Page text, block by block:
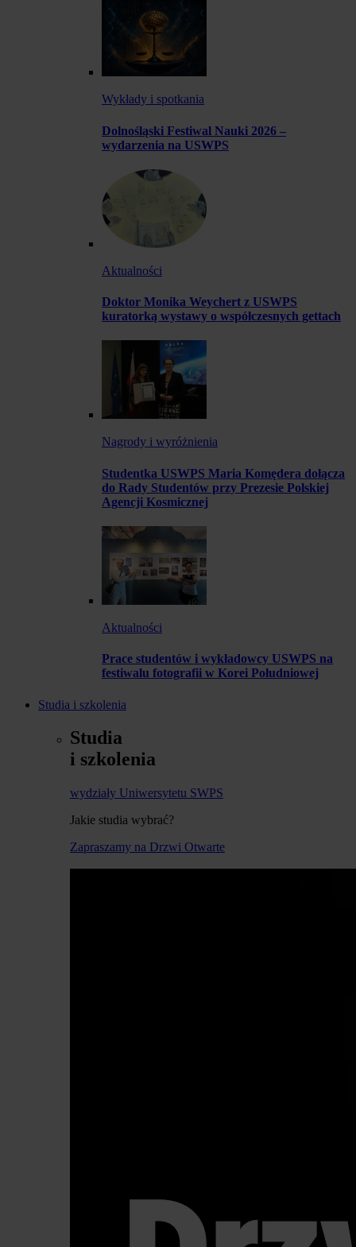
Wykłady i spotkania
Dolnośląski Festiwal Nauki 2026 –
wydarzenia na USWPS
Aktualności
Doktor Monika Weychert z USWPS
kuratorką wystawy o współczesnych gettach
Nagrody i wyróżnienia
Studentka USWPS Maria Komędera dołącza
do Rady Studentów przy Prezesie Polskiej
Agencji Kosmicznej
Aktualności
Prace studentów i wykładowcy USWPS na
festiwalu fotografii w Korei Południowej
Studia i szkolenia
Studia
i szkolenia
wydziały Uniwersytetu SWPS
Jakie studia wybrać?
Zapraszamy na Drzwi Otwarte